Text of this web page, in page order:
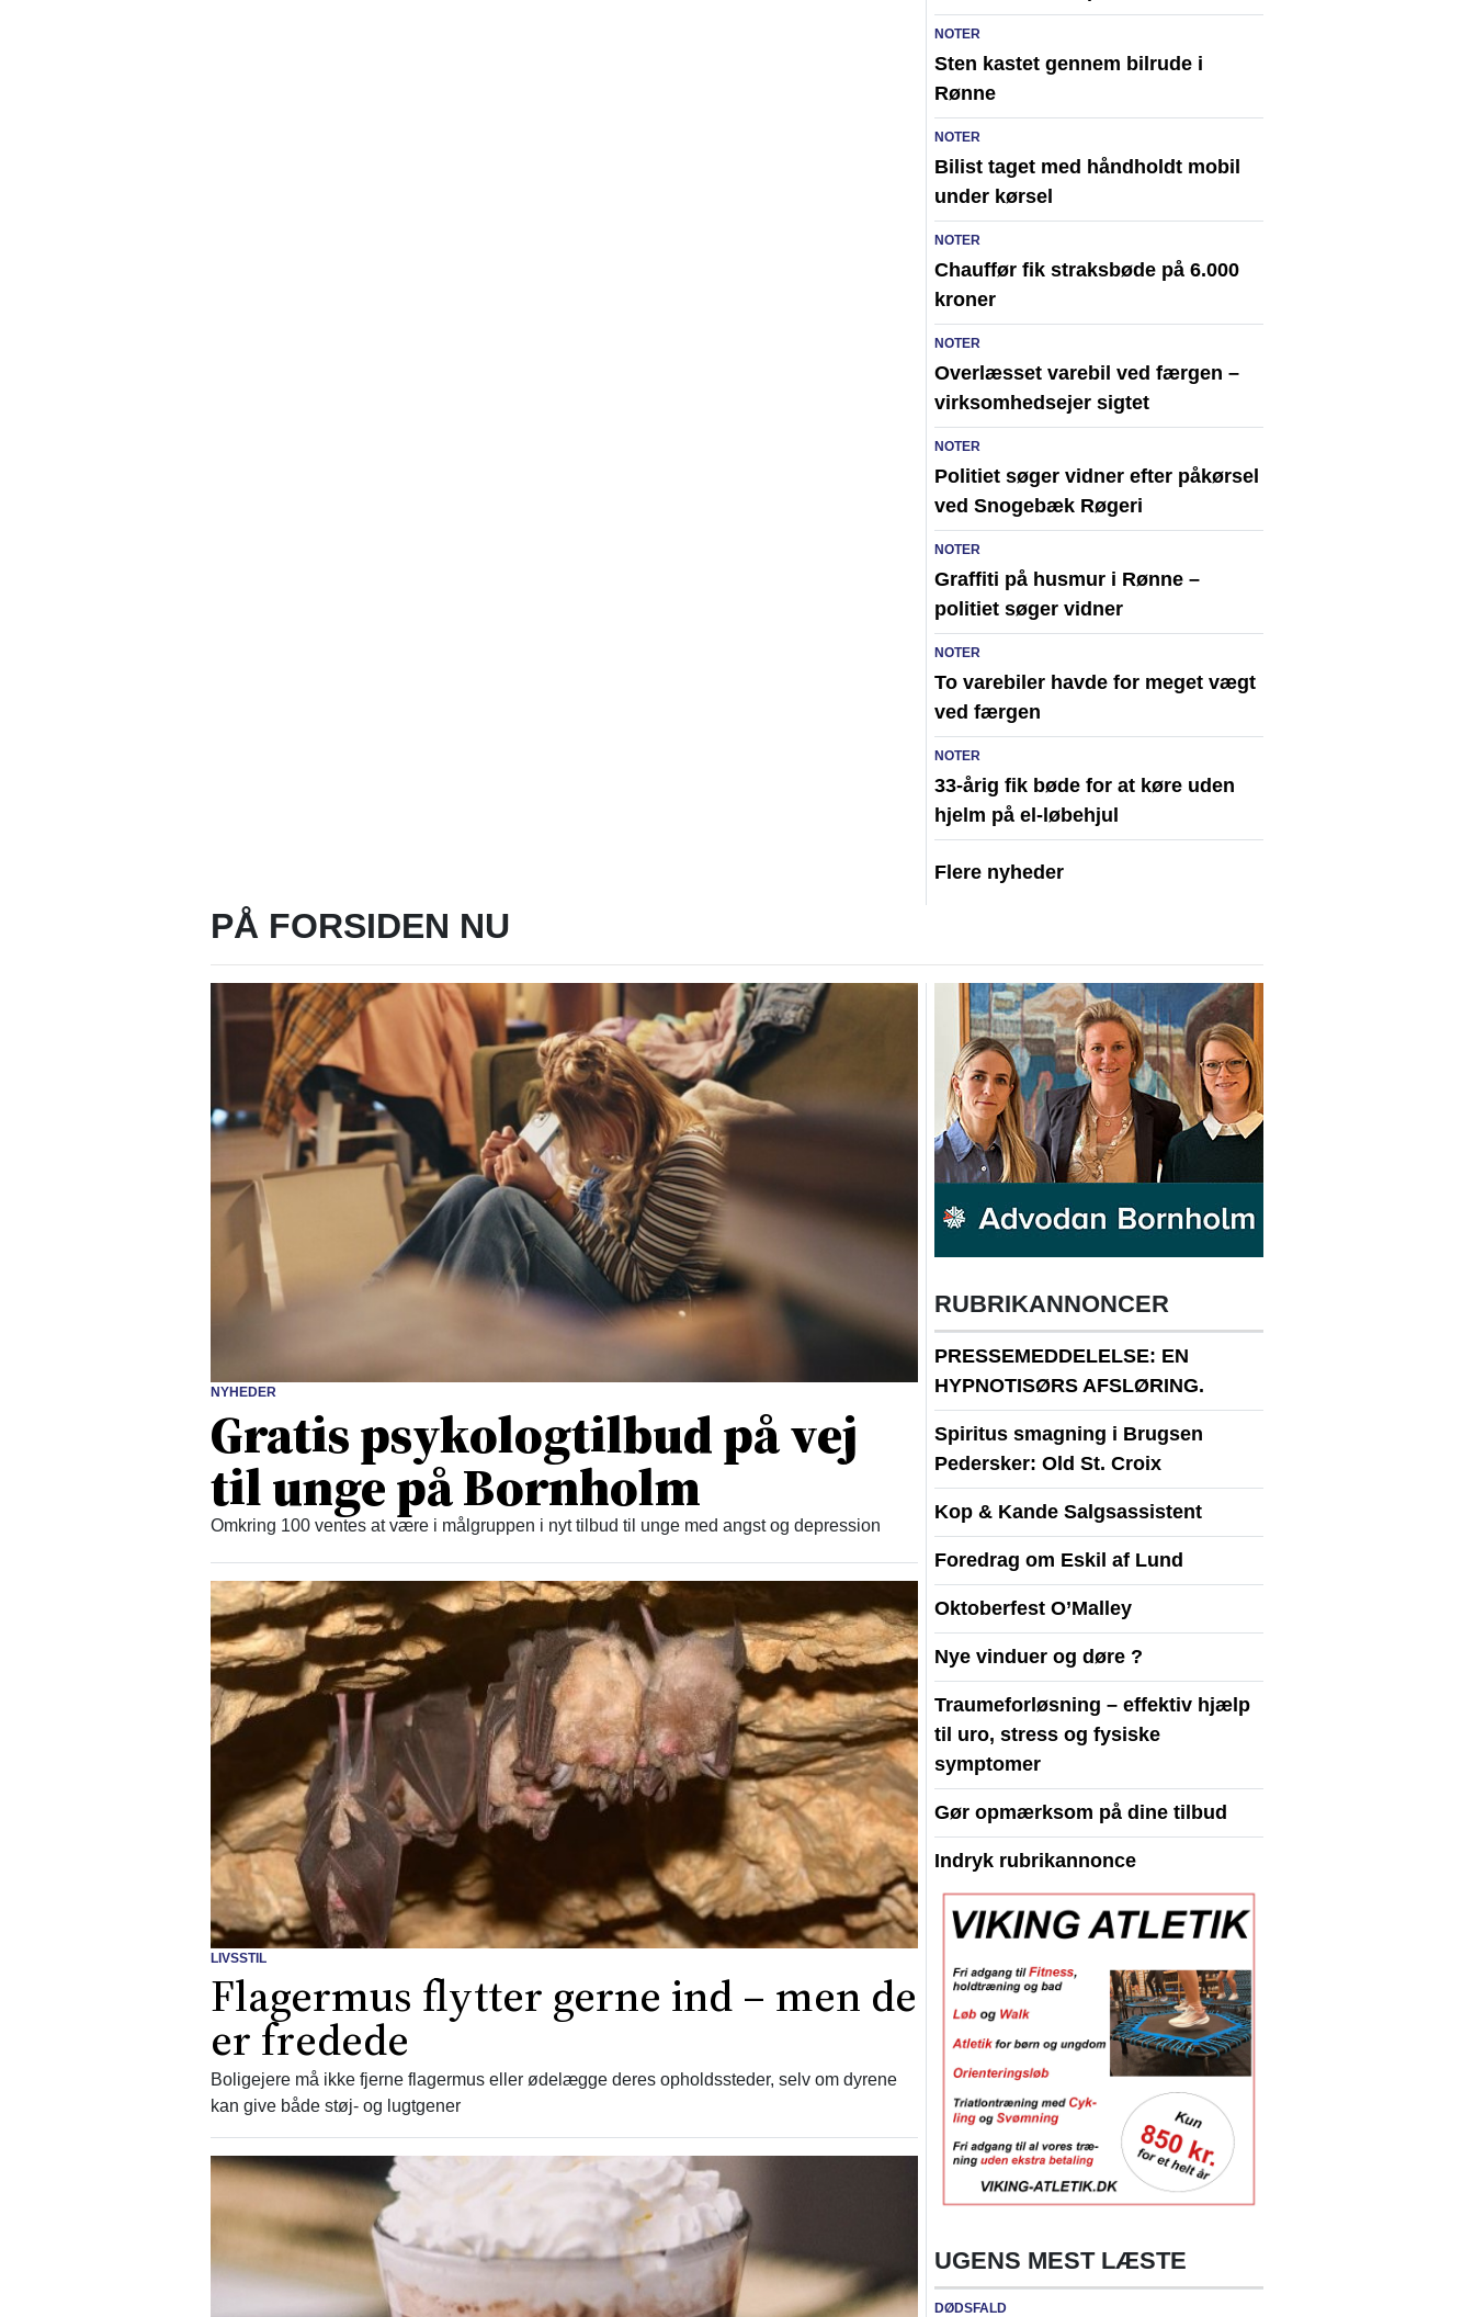
NOTER
Sten kastet gennem bilrude i
Rønne
NOTER
Bilist taget med håndholdt mobil
under kørsel
NOTER
Chauffør fik straksbøde på 6.000
kroner
NOTER
Overlæsset varebil ved færgen –
virksomhedsejer sigtet
NOTER
Politiet søger vidner efter påkørsel
ved Snogebæk Røgeri
NOTER
Graffiti på husmur i Rønne –
politiet søger vidner
NOTER
To varebiler havde for meget vægt
ved færgen
NOTER
33-årig fik bøde for at køre uden
hjelm på el-løbehjul
Flere nyheder
PÅ FORSIDEN NU
NYHEDER
Gratis psykologtilbud på vej
til unge på Bornholm
Omkring 100 ventes at være i målgruppen i nyt tilbud til unge med angst og depression
LIVSSTIL
Flagermus flytter gerne ind – men de
er fredede
Boligejere må ikke fjerne flagermus eller ødelægge deres opholdssteder, selv om dyrene
kan give både støj- og lugtgener
RUBRIKANNONCER
PRESSEMEDDELELSE: EN
HYPNOTISØRS AFSLØRING.
Spiritus smagning i Brugsen
Pedersker: Old St. Croix
Kop & Kande Salgsassistent
Foredrag om Eskil af Lund
Oktoberfest O’Malley
Nye vinduer og døre ?
Traumeforløsning – effektiv hjælp
til uro, stress og fysiske
symptomer
Gør opmærksom på dine tilbud
Indryk rubrikannonce
UGENS MEST LÆSTE
DØDSFALD